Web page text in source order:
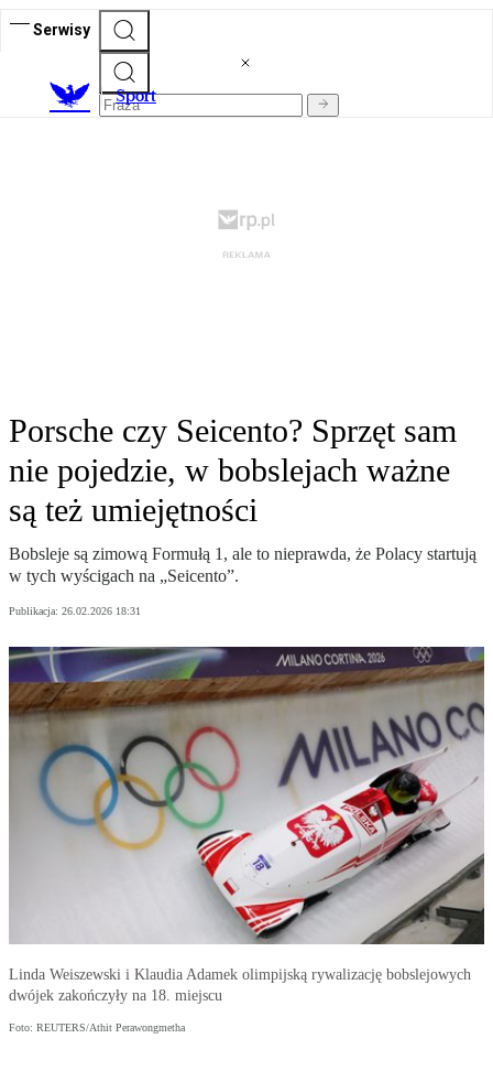
Serwisy
Sport
Porsche czy Seicento? Sprzęt sam
nie pojedzie, w bobslejach ważne
są też umiejętności
Bobsleje są zimową Formułą 1, ale to nieprawda, że Polacy startują
w tych wyścigach na „Seicento”.
Publikacja: 26.02.2026 18:31
Linda Weiszewski i Klaudia Adamek olimpijską rywalizację bobslejowych
dwójek zakończyły na 18. miejscu
Foto: REUTERS/Athit Perawongmetha